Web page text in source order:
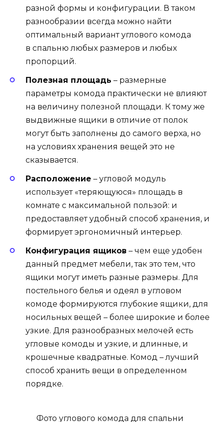
разной формы и конфигурации. В таком
разнообразии всегда можно найти
оптимальный вариант углового комода
в спальню любых размеров и любых
пропорций.
Полезная площадь – размерные
параметры комода практически не влияют
на величину полезной площади. К тому же
выдвижные ящики в отличие от полок
могут быть заполнены до самого верха, но
на условиях хранения вещей это не
сказывается.
Расположение – угловой модуль
использует «теряющуюся» площадь в
комнате с максимальной пользой: и
предоставляет удобный способ хранения, и
формирует эргономичный интерьер.
Конфигурация ящиков – чем еще удобен
данный предмет мебели, так это тем, что
ящики могут иметь разные размеры. Для
постельного белья и одеял в угловом
комоде формируются глубокие ящики, для
носильных вещей – более широкие и более
узкие. Для разнообразных мелочей есть
угловые комоды и узкие, и длинные, и
крошечные квадратные. Комод – лучший
способ хранить вещи в определенном
порядке.
Фото углового комода для спальни